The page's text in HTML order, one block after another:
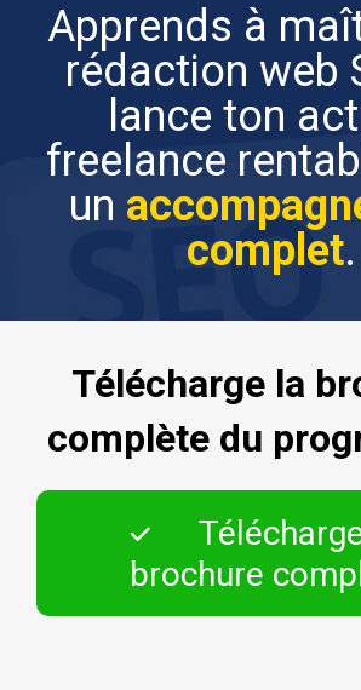
Apprends à
rédaction web
lance ton
freelance
un
complet.
Télécharge la
complète du
brochure